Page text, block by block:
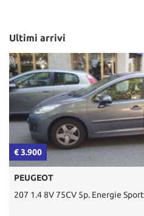
Ultimi arrivi
€ 3.900
PEUGEOT
207 1.4 8V 75CV 5p. Energie Sport